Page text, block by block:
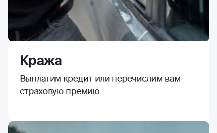
Кража
Выплатим кредит или перечислим вам
страховую премию